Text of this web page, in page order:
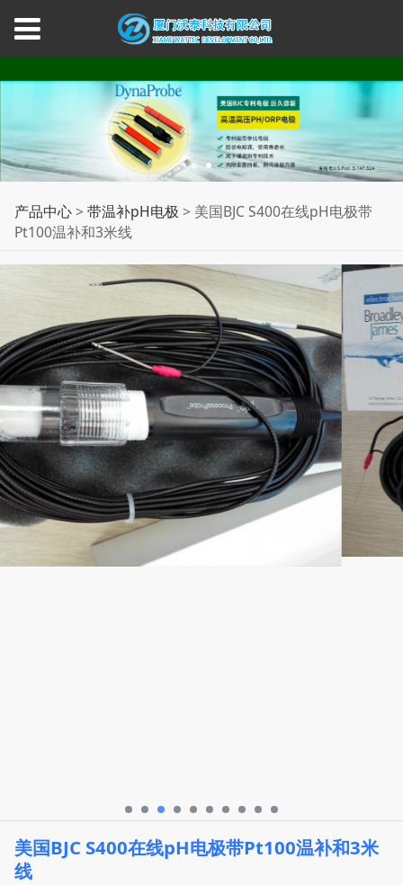
美国BJC S400在线pH电
极带Pt100温补和3米线
产品中心> 带温补pH电极 > 美国BJC S400在线pH电极带
Pt100温补和3米线
美国BJC S400在线pH电极带Pt100温补和3米
线